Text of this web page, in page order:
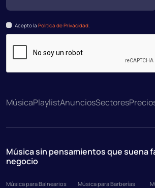
Acepto la Política de Privacidad.
MúsicaPlaylistAnunciosSectores
Música sin pensamientos que suena
negocio
Música para Balnearios Música para Barberías